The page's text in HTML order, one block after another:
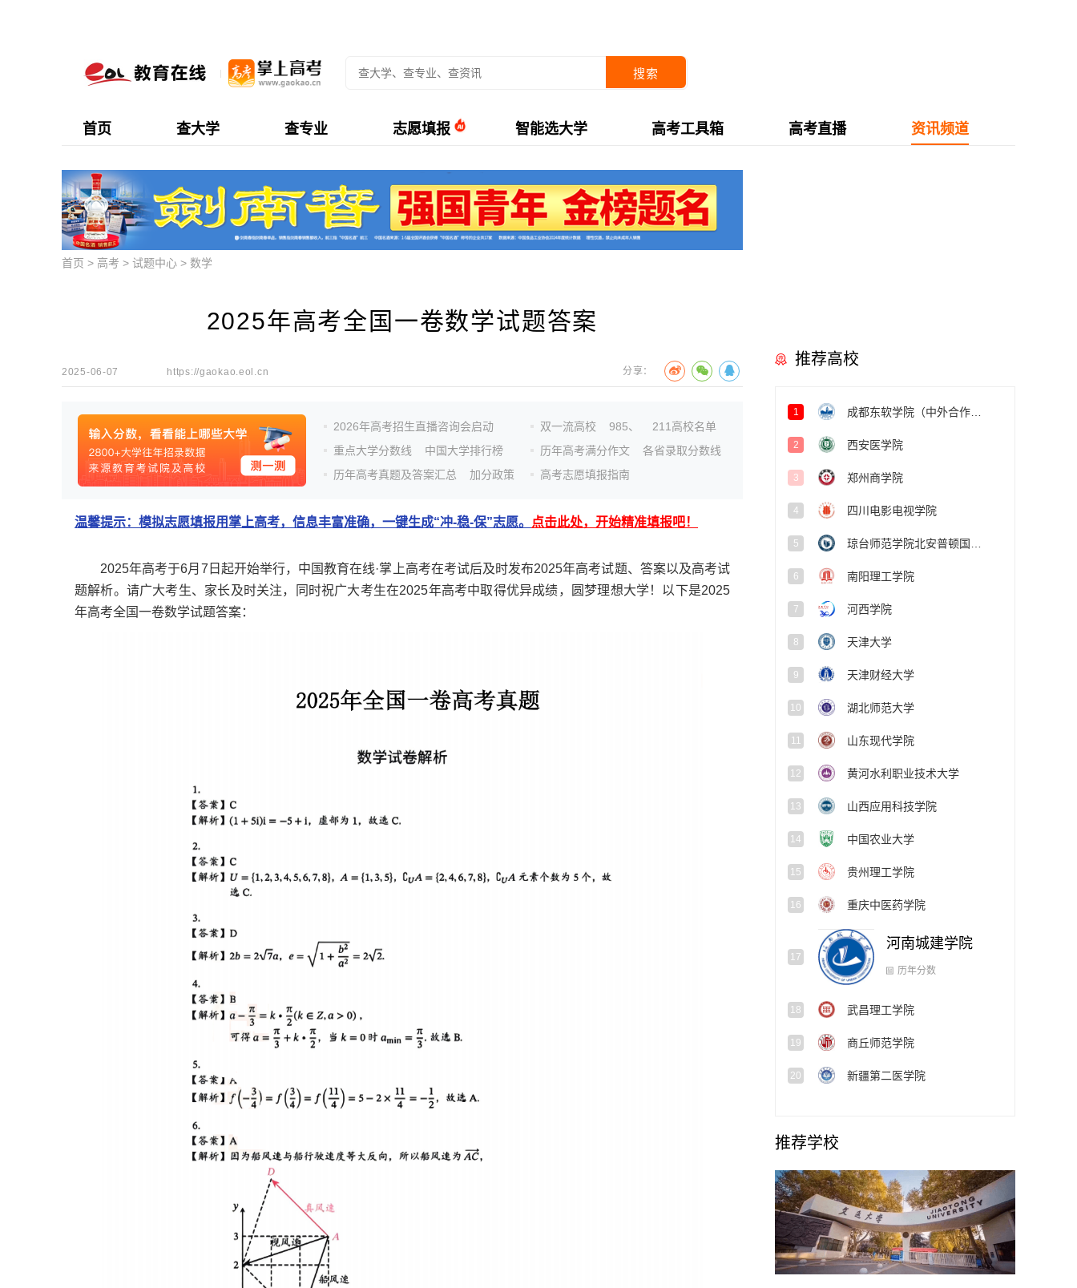
搜索
首页 查大学 查专业 志愿填报 智能选大学 高考工具箱 高考直播 资讯频道
首页 > 高考 > 试题中心 > 数学
2025年高考全国一卷数学试题答案
2025-06-07 https://gaokao.eol.cn 分享：
2026年高考招生直播咨询会启动
重点大学分数线
中国大学排行榜
历年高考真题及答案汇总
加分政策
双一流高校 985、
211高校名单
历年高考满分作文
各省录取分数线
高考志愿填报指南
温馨提示：模拟志愿填报用掌上高考，信息丰富准确，一键生成“冲-稳-保”志愿。 点击此处，开始精准填报吧！
2025年高考于6月7日起开始举行，中国教育在线·掌上高考在考试后及时发布2025年高考试题、答案以及高考试
题解析。请广大考生、家长及时关注，同时祝广大考生在2025年高考中取得优异成绩，圆梦理想大学！以下是2025
年高考全国一卷数学试题答案：
推荐高校
1
2 西安医学院
3 郑州商学院
4 四川电影电视学院
5
6 南阳理工学院
7 河西学院
8 天津大学
9 天津财经大学
10 湖北师范大学
11 山东现代学院
12 黄河水利职业技术大学
13 山西应用科技学院
14 中国农业大学
15 贵州理工学院
16 重庆中医药学院
河南城建学院
武昌理工学院
历年分数
19 商丘师范学院
20 新疆第二医学院
推荐学校